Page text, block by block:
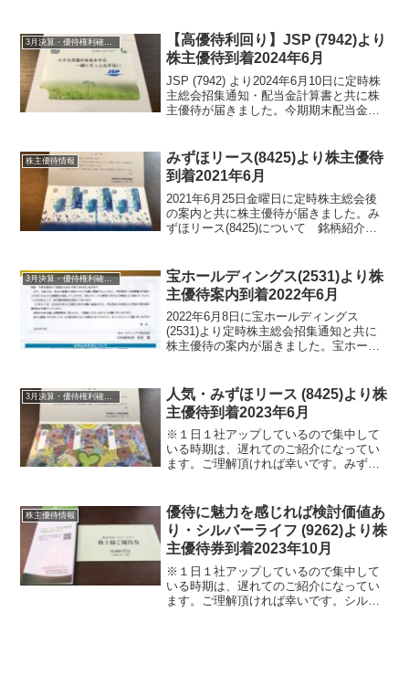
量販店で中部・西日本が中...
3月決算・優待権利確定銘柄
【高優待利回り】JSP (7942)より
株主優待到着2024年6月
JSP (7942) より2024年6月10日に定時株
主総会招集通知・配当金計算書と共に株
主優待が届きました。今期期末配当金
了後に送られてきましたが今回から早め
たよう...
株主優待情報
みずほリース(8425)より株主優待
到着2021年6月
2021年6月25日金曜日に定時株主総会後
の案内と共に株主優待が届きました。み
ずほリース(8425)について 銘柄紹介ま
ました。以前は、興銀リースでした。丸
紅とも資本業務...
3月決算・優待権利確定銘柄
宝ホールディングス(2531)より株
主優待案内到着2022年6月
2022年6月8日に宝ホールディングス
(2531)より定時株主総会招集通知と共に
株主優待の案内が届きました。宝ホール
す。宝ホールディングス(2531)は、調味
料の...
3月決算・優待権利確定銘柄
人気・みずほリース (8425)より株
主優待到着2023年6月
※１日１社アップしているので集中して
いる時期は、遅れてのご紹介になってい
ます。ご理解頂ければ幸いです。みずほ
算書と共に株主優待が届きました。みず
ほリース ...
株主優待情報
優待に魅力を感じれば検討価値あ
り・シルバーライフ (9262)より株
主優待券到着2023年10月
※１日１社アップしているので集中して
いる時期は、遅れてのご紹介になってい
ます。ご理解頂ければ幸いです。シルバ